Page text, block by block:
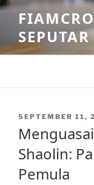
Skip
content
POSTED
SEPTEMBER 11,
Shaolin:
Pemula